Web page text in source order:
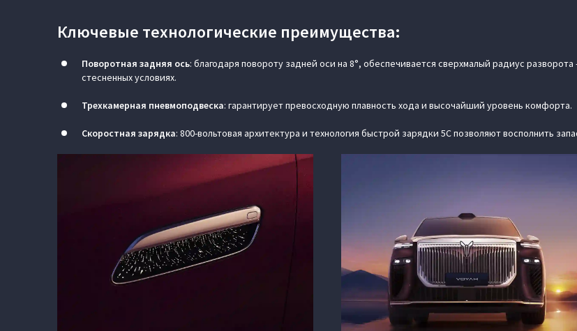
Ключевые технологические преимущества:
Поворотная задняя ось: благодаря повороту задней оси на 8°, обеспечивается сверхмалый радиус
стесненных условиях.
Трехкамерная пневмоподвеска: гарантирует превосходную плавность хода и высочайший уровень комфорта.
Скоростная зарядка: 800-вольтовая архитектура и технология быстрой зарядки 5C позволяют восполнить